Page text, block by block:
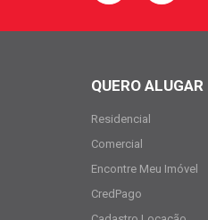
QUERO ALUGAR
Residencial
Comercial
Encontre Meu Imóvel
CredPago